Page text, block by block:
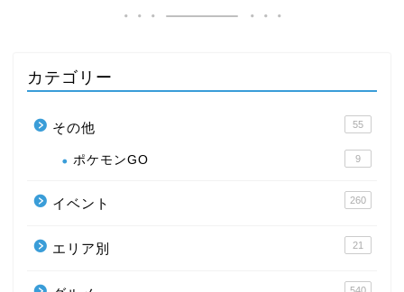
カテゴリー
その他 55
ポケモンGO 9
イベント 260
エリア別 21